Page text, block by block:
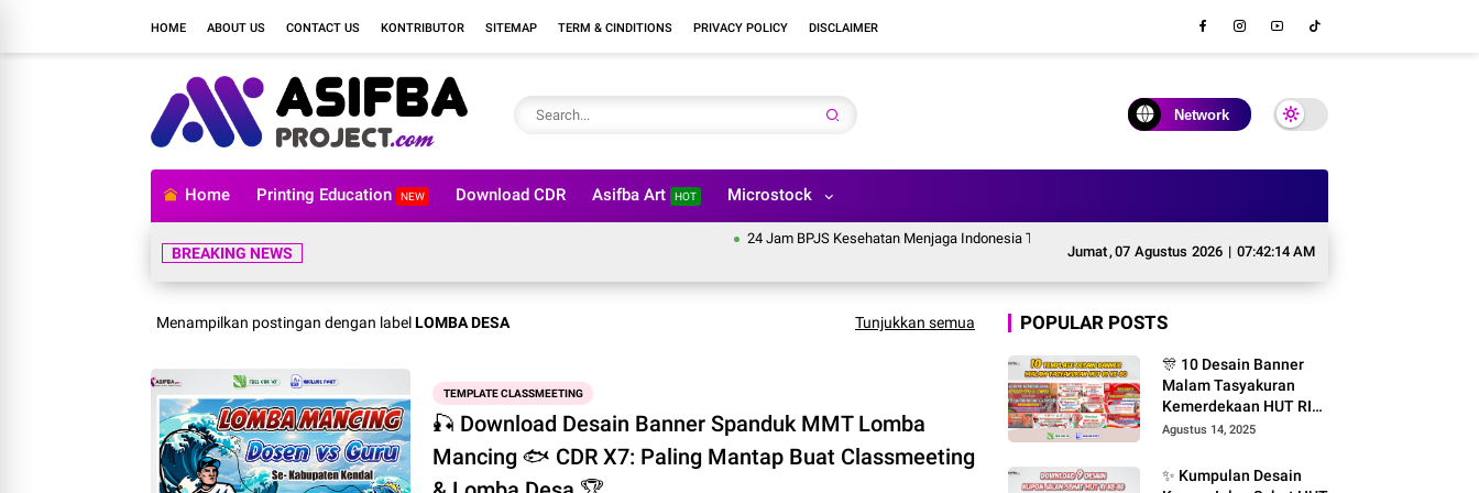
HOME ABOUT US CONTACT US KONTRIBUTOR SITEMAP TERM & CINDITIONS PRIVACY POLICY DISCLAIMER
Network
Home Printing Education NEW Download CDR Asifba Art HOT Microstock
Jumat,07 Agustus 2026 | 07:42:15 AM
BREAKING NEWS
24 Jam BPJS Kesehatan Menjaga Indonesia Tetap Sehat, Wajah Gotong Royong dari Kota Hingga Pelosok Desa
Menampilkan postingan dengan labelLOMBA DESA Tunjukkan semua
TEMPLATE CLASSMEETING
🎣 Download Desain Banner Spanduk MMT Lomba
Mancing 🐟 CDR X7: Paling Mantap Buat Classmeeting
POPULAR POSTS
🎊 10 Desain Banner
Malam Tasyakuran
Kemerdekaan HUT RI
ke-80 – File CDR
Gratis Font
Agustus 14, 2025
✨ Kumpulan Desain